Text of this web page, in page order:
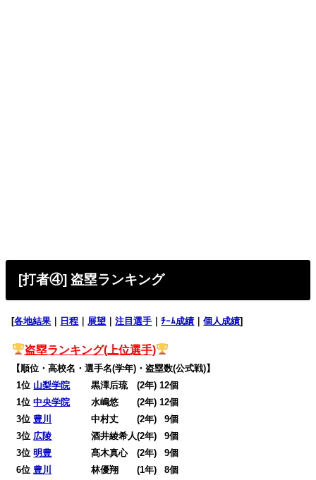
[打者④] 盗塁ランキング
[各地結果 日程 展望 ｜注目選手 ｜ﾁｰﾑ成績 ｜個人成績]
盗塁ランキング(上位選手)
【順位・高校名・選手名(学年)・盗塁数(公式戦)】
01位 山梨学院 黒澤后琉 (2年) 12個
01位中央学院 水嶋悠 (2年) 12個
03位 豊川 中村丈 (2年) 09個
03位 広陵 酒井綾希人(2年) 09個
03位 明豊 髙木真心 (2年) 09個
06位 豊川 林優翔 (1年) 08個